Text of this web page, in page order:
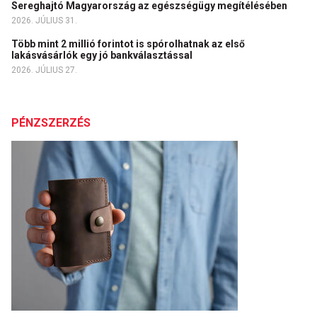
Sereghajtó Magyarország az egészségügy megítélésében
2026. JÚLIUS 31.
Több mint 2 millió forintot is spórolhatnak az első
lakásvásárlók egy jó bankválasztással
2026. JÚLIUS 27.
PÉNZSZERZÉS